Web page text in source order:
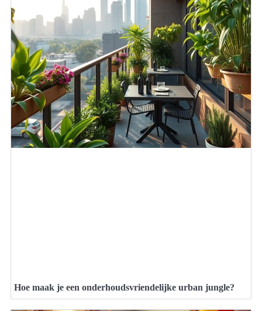
Hoe maak je een onderhoudsvriendelijke urban jungle?